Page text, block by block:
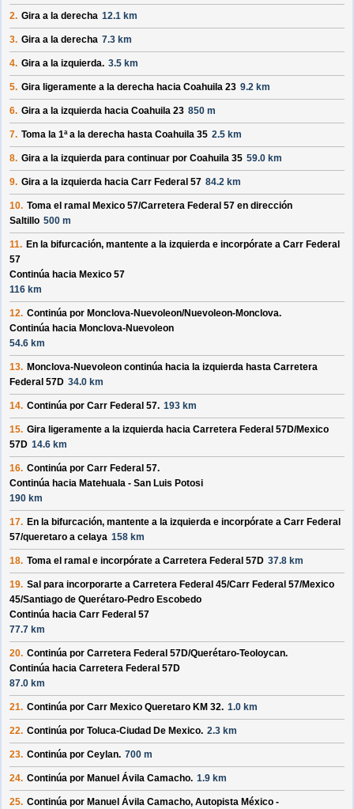
2. Gira a la derecha 12.1 km
3. Gira a la derecha 7.3 km
4. Gira a la izquierda. 3.5 km
5. Gira ligeramente a la derecha hacia Coahuila 23 9.2 km
6. Gira a la izquierda hacia Coahuila 23 850 m
7. Toma la 1ª a la derecha hasta Coahuila 35 2.5 km
8. Gira a la izquierda para continuar por Coahuila 35 59.0 km
9. Gira a la izquierda hacia Carr Federal 57 84.2 km
10. Toma el ramal Mexico 57/Carretera Federal 57 en dirección
Saltillo 500 m
11. En la bifurcación, mantente a la izquierda e incorpórate a Carr Federal
57
Continúa hacia Mexico 57
116 km
12. Continúa por Monclova-Nuevoleon/Nuevoleon-Monclova.
Continúa hacia Monclova-Nuevoleon
54.6 km
13. Monclova-Nuevoleon continúa hacia la izquierda hasta Carretera
Federal 57D 34.0 km
14. Continúa por Carr Federal 57. 193 km
15. Gira ligeramente a la izquierda hacia Carretera Federal 57D/Mexico
57D 14.6 km
16. Continúa por Carr Federal 57.
Continúa hacia Matehuala - San Luis Potosi
190 km
17. En la bifurcación, mantente a la izquierda e incorpórate a Carr Federal
57/queretaro a celaya 158 km
18. Toma el ramal e incorpórate a Carretera Federal 57D 37.8 km
19. Sal para incorporarte a Carretera Federal 45/Carr Federal 57/Mexico
45/Santiago de Querétaro-Pedro Escobedo
Continúa hacia Carr Federal 57
77.7 km
20. Continúa por Carretera Federal 57D/Querétaro-Teoloycan.
Continúa hacia Carretera Federal 57D
87.0 km
21. Continúa por Carr Mexico Queretaro KM 32. 1.0 km
22. Continúa por Toluca-Ciudad De Mexico. 2.3 km
23. Continúa por Ceylan. 700 m
24. Continúa por Manuel Ávila Camacho. 1.9 km
25. Continúa por Manuel Ávila Camacho, Autopista México -